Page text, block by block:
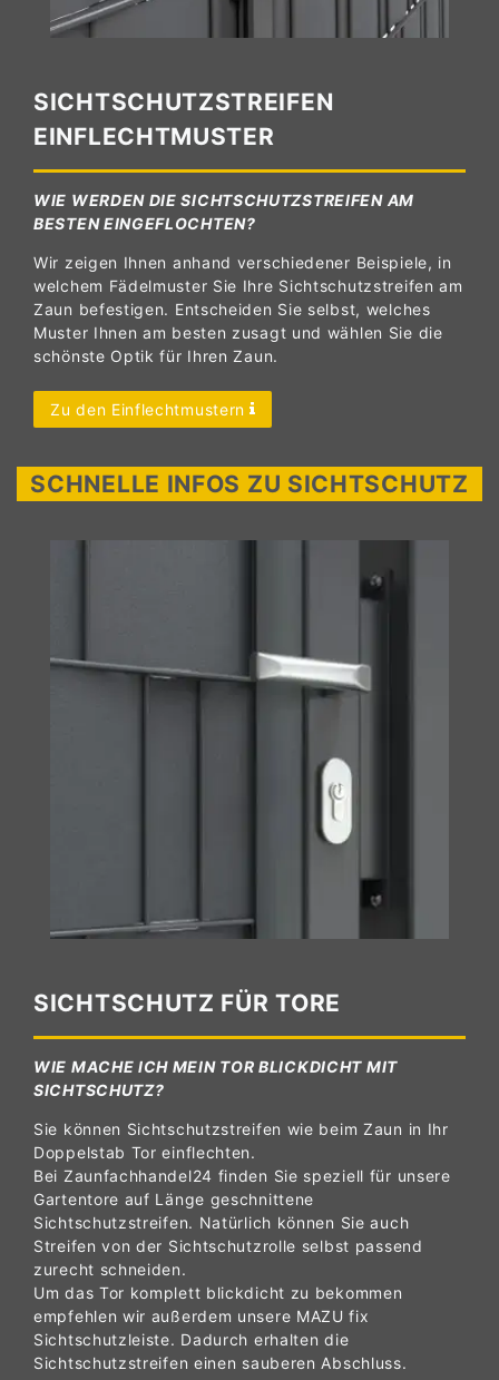
SICHTSCHUTZSTREIFEN
EINFLECHTMUSTER
WIE WERDEN DIE SICHTSCHUTZSTREIFEN AM
BESTEN EINGEFLOCHTEN?
Wir zeigen Ihnen anhand verschiedener Beispiele, in
welchem Fädelmuster Sie Ihre Sichtschutzstreifen am
Zaun befestigen. Entscheiden Sie selbst, welches
Muster Ihnen am besten zusagt und wählen Sie die
schönste Optik für Ihren Zaun.
Zu den Einflechtmustern
SCHNELLE INFOS ZU SICHTSCHUTZ
SICHTSCHUTZ FÜR TORE
WIE MACHE ICH MEIN TOR BLICKDICHT MIT
SICHTSCHUTZ?
Sie können Sichtschutzstreifen wie beim Zaun in Ihr
Doppelstab Tor einflechten.
Bei Zaunfachhandel24 finden Sie speziell für unsere
Gartentore auf Länge geschnittene
Sichtschutzstreifen. Natürlich können Sie auch
Streifen von der Sichtschutzrolle selbst passend
zurecht schneiden.
Um das Tor komplett blickdicht zu bekommen
empfehlen wir außerdem unsere MAZU fix
Sichtschutzleiste. Dadurch erhalten die
Sichtschutzstreifen einen sauberen Abschluss.